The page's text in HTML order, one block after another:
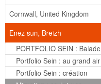
Cornwall, United Kingdom
Enez sun, Breizh
PORTFOLIO SEIN : Balade
Portfolio Sein : au grand air
Portfolio Sein : création